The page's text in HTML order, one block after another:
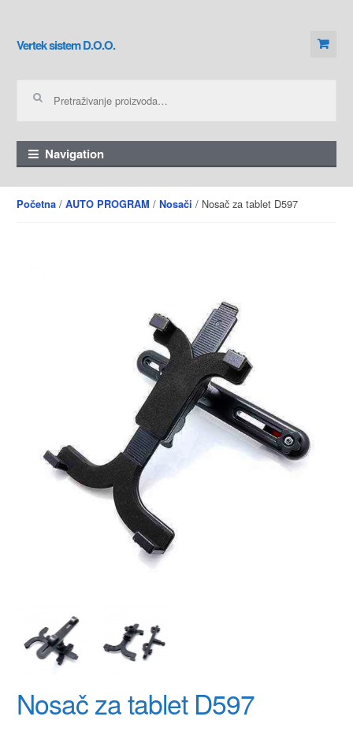
Skip to navigation
Skip to content
Vertek sistem D.O.O.
Navigation
Početna/ AUTO PROGRAM / Nosači / Nosač za tablet D597
Nosač za tablet D597